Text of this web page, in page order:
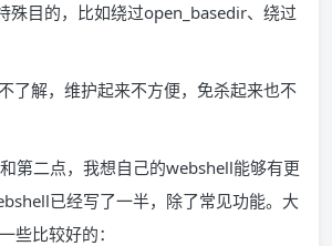
殊目的，比如绕过open_basedir、绕过
了解，维护起来不方便，免杀起来也不
第二点，我想自己的webshell能够有更
已经写了一半，除了常见功能。大
些比较好的：